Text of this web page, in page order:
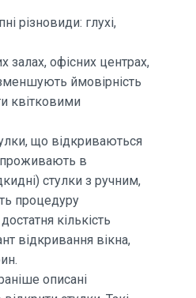
різновиди: глухі,
залах, офісних центрах,
ймовірність
квітковими
що відкриваються
проживають в
стулки з ручним,
процедуру
кількість
відкривання вікна,
описані